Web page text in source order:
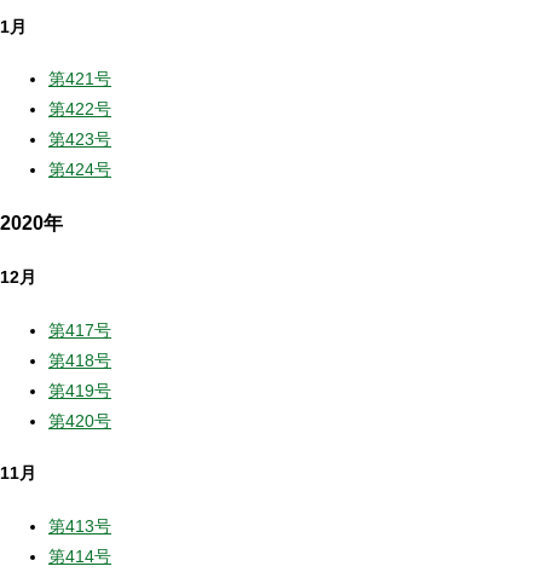
1月
第421号
第422号
第423号
第424号
2020年
12月
第417号
第418号
第419号
第420号
11月
第413号
第414号